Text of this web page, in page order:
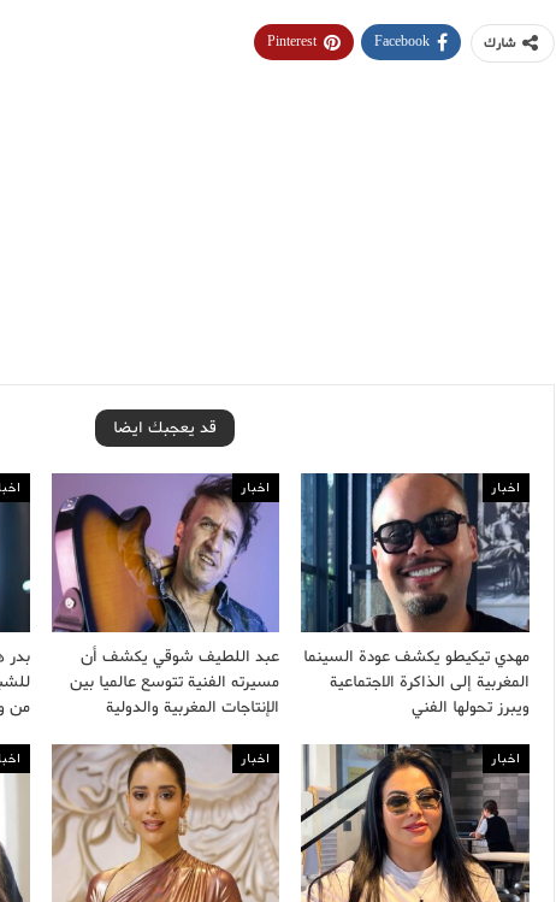
شارك Facebook
Pinterest
قد يعجبك ايضا
اخبار
مهدي تيكيطو يكشف عودة السينما
المغربية إلى الذاكرة الاجتماعية
ويبرز تحولها الفني
اخبار
عبد اللطيف شوقي يكشف أن
مسيرته الفنية تتوسع عالميا بين
الإنتاجات المغربية والدولية
بدر
من
اخبار اخبار